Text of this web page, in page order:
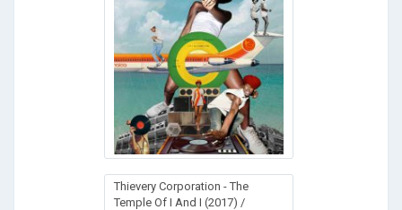
Thievery Corporation - The
Temple Of I And I (2017) /